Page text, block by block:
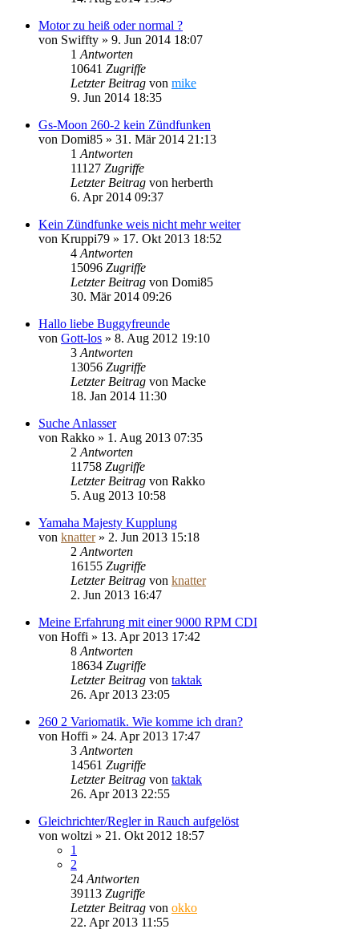
Motor zu heiß oder normal ?
von Swiffty » 9. Jun 2014 18:07
1 Antworten
10641 Zugriffe
Letzter Beitrag von mike
9. Jun 2014 18:35
Gs-Moon 260-2 kein Zündfunken
von Domi85 » 31. Mär 2014 21:13
1 Antworten
11127 Zugriffe
Letzter Beitrag von herberth
6. Apr 2014 09:37
Kein Zündfunke weis nicht mehr weiter
von Kruppi79 » 17. Okt 2013 18:52
4 Antworten
15096 Zugriffe
Letzter Beitrag von Domi85
30. Mär 2014 09:26
Hallo liebe Buggyfreunde
von Gott-los » 8. Aug 2012 19:10
3 Antworten
13056 Zugriffe
Letzter Beitrag von Macke
18. Jan 2014 11:30
Suche Anlasser
von Rakko » 1. Aug 2013 07:35
2 Antworten
11758 Zugriffe
Letzter Beitrag von Rakko
5. Aug 2013 10:58
Yamaha Majesty Kupplung
von knatter» 2. Jun 2013 15:18
2 Antworten
16155 Zugriffe
Letzter Beitrag von knatter
2. Jun 2013 16:47
Meine Erfahrung mit einer 9000 RPM CDI
von Hoffi » 13. Apr 2013 17:42
8 Antworten
18634 Zugriffe
Letzter Beitrag von taktak
26. Apr 2013 23:05
260 2 Variomatik. Wie komme ich dran?
von Hoffi » 24. Apr 2013 17:47
3 Antworten
14561 Zugriffe
Letzter Beitrag von taktak
26. Apr 2013 22:55
Gleichrichter/Regler in Rauch aufgelöst
von woltzi » 21. Okt 2012 18:57
1
2
24 Antworten
39113 Zugriffe
Letzter Beitrag von okko
22. Apr 2013 11:55